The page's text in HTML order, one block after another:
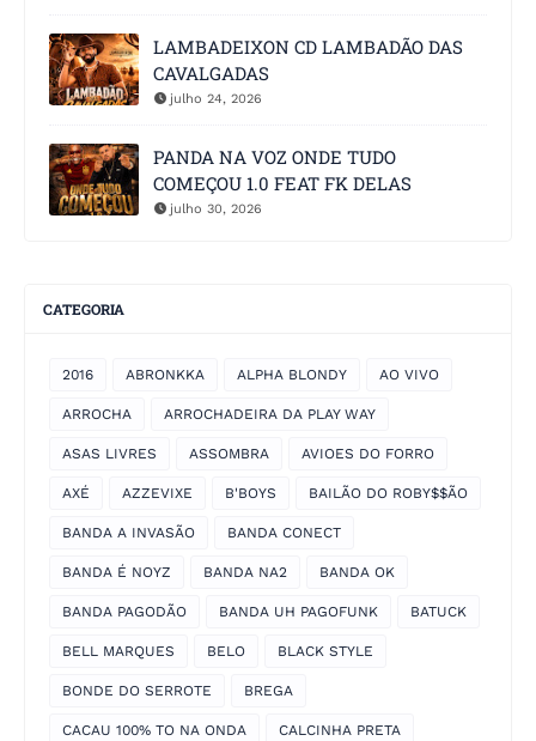
LAMBADEIXON CD LAMBADÃO DAS
CAVALGADAS
julho 24, 2026
PANDA NA VOZ ONDE TUDO
COMEÇOU 1.0 FEAT FK DELAS
julho 30, 2026
CATEGORIA
2016 ABRONKKA ALPHA BLONDY AO VIVO
ARROCHA ARROCHADEIRA DA PLAY WAY
ASAS LIVRES ASSOMBRA AVIOES DO FORRO
AXÉ AZZEVIXE B'BOYS BAILÃO DO ROBY$$ÃO
BANDA A INVASÃO BANDA CONECT
BANDA É NOYZ BANDA NA2 BANDA OK
BANDA PAGODÃO BANDA UH PAGOFUNK BATUCK
BELL MARQUES BELO BLACK STYLE
BONDE DO SERROTE BREGA
CACAU 100% TO NA ONDA CALCINHA PRETA